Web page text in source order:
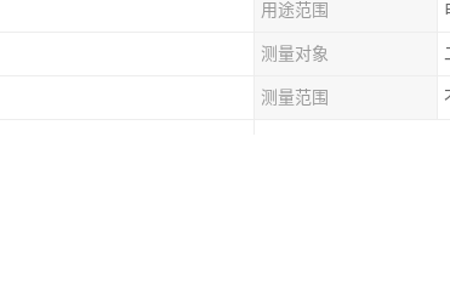
用途范围
测量对象
测量范围